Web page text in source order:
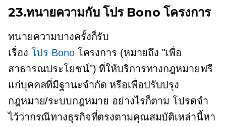
23.ทนายความกับโปร Bono โครงการ
ทนายความบางครั้งก็รับ
เรื่อง โปร Bonoโครงการ (หมายถึง "เพื่อ
สาธารณประโยชน์") ที่ให้บริการทางกฎหมายฟรี
แก่บุคคลที่มีฐานะจำกัด หรือเพื่อปรับปรุง
กฎหมาย/ระบบกฎหมาย อย่างไรก็ตาม โปรดจำ
ไว้ว่ากรณีทางธุรกิจที่ตรงตามคุณสมบัติเหล่านี้หา